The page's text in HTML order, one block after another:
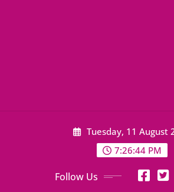
Tuesday, 11 August
7:26:44 PM
Follow Us